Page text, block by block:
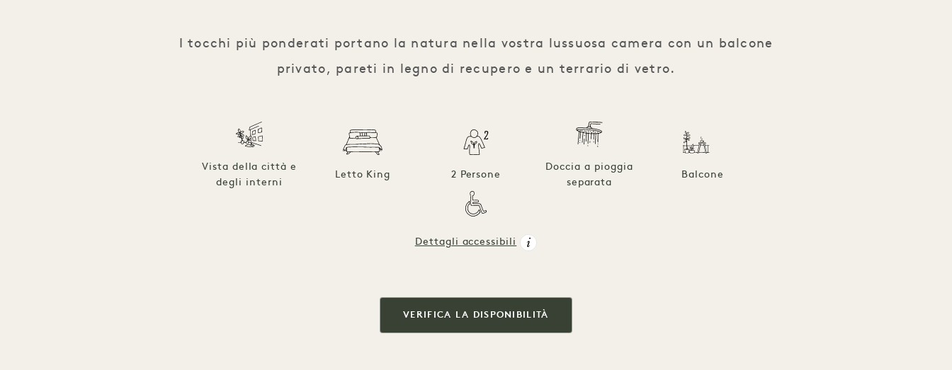
I tocchi più ponderati portano la natura nella vostra lussuosa camera con un balcone
privato, pareti in legno di recupero e un terrario di vetro.
Vista della città e
degli interni
Letto King 2 Persone
Doccia a pioggia
separata
Balcone
Dettagli accessibili
VERIFICA LA DISPONIBILITÀ